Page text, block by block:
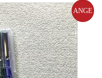
ANGE
BOT!